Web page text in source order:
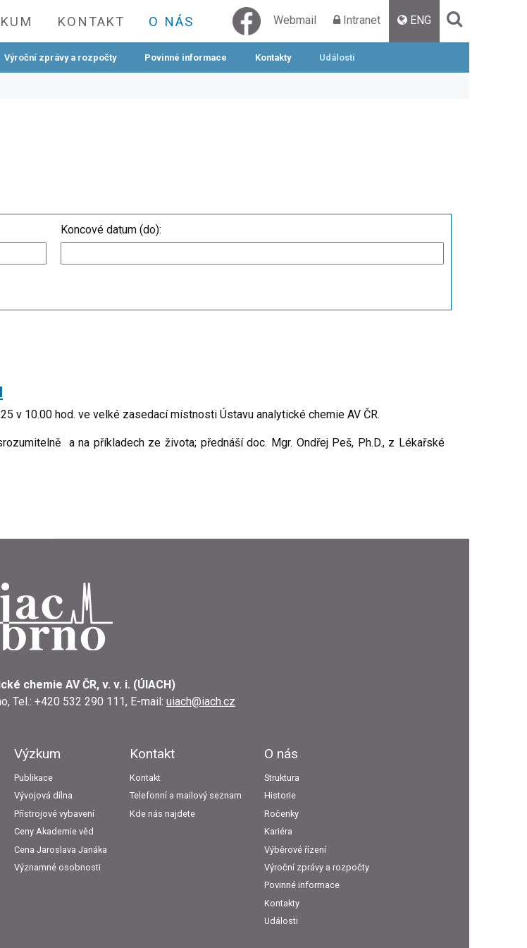
KONTAKT O NÁS Webmail Intranet ENG
Výroční zprávy a rozpočty Povinné informace Kontakty Události
Koncové datum (do):
v 10.00 hod. ve velké zasedací místnosti Ústavu analytické chemie AV ČR.
a na příkladech ze života; přednáší doc. Mgr. Ondřej Peš, Ph.D., z Lékařské
chemie AV ČR, v. v. i. (ÚIACH)
Tel.: +420 532 290 111, E-mail: uiach@iach.cz
Výzkum
Publikace
Vývojová dílna
Přístrojové vybavení
Ceny Akademie věd
Cena Jaroslava Janáka
Významné osobnosti
Kontakt
Kontakt
Telefonní a mailový seznam
Kde nás najdete
O nás
Struktura
Historie
Ročenky
Kariéra
Výběrové řízení
Výroční zprávy a rozpočty
Povinné informace
Kontakty
Události